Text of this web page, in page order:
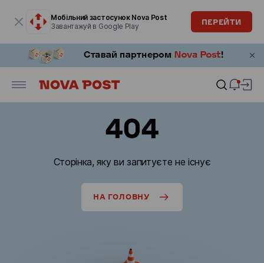
Мобільний застосунок Nova Post
Завантажуй в Google Play
ПЕРЕЙТИ
404
Сторінка, яку ви запитуєте не існує
НА ГОЛОВНУ